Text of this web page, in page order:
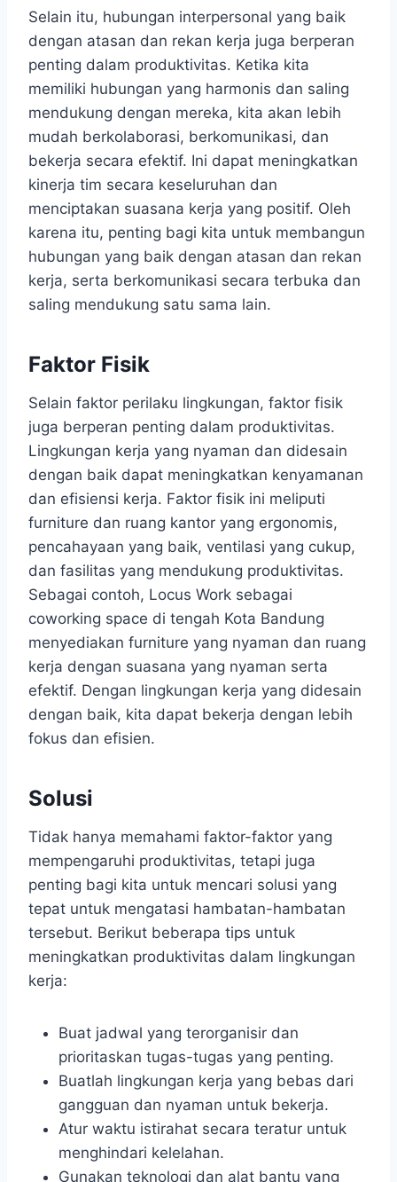
Selain itu, hubungan interpersonal yang baik
dengan atasan dan rekan kerja juga berperan
penting dalam produktivitas. Ketika kita
memiliki hubungan yang harmonis dan saling
mendukung dengan mereka, kita akan lebih
mudah berkolaborasi, berkomunikasi, dan
bekerja secara efektif. Ini dapat meningkatkan
kinerja tim secara keseluruhan dan
menciptakan suasana kerja yang positif. Oleh
karena itu, penting bagi kita untuk membangun
hubungan yang baik dengan atasan dan rekan
kerja, serta berkomunikasi secara terbuka dan
saling mendukung satu sama lain.
Faktor Fisik
Selain faktor perilaku lingkungan, faktor fisik
juga berperan penting dalam produktivitas.
Lingkungan kerja yang nyaman dan didesain
dengan baik dapat meningkatkan kenyamanan
dan efisiensi kerja. Faktor fisik ini meliputi
furniture dan ruang kantor yang ergonomis,
pencahayaan yang baik, ventilasi yang cukup,
dan fasilitas yang mendukung produktivitas.
Sebagai contoh, Locus Work sebagai
coworking space di tengah Kota Bandung
menyediakan furniture yang nyaman dan ruang
kerja dengan suasana yang nyaman serta
efektif. Dengan lingkungan kerja yang didesain
dengan baik, kita dapat bekerja dengan lebih
fokus dan efisien.
Solusi
Tidak hanya memahami faktor-faktor yang
mempengaruhi produktivitas, tetapi juga
penting bagi kita untuk mencari solusi yang
tepat untuk mengatasi hambatan-hambatan
tersebut. Berikut beberapa tips untuk
meningkatkan produktivitas dalam lingkungan
kerja:
Buat jadwal yang terorganisir dan
prioritaskan tugas-tugas yang penting.
Buatlah lingkungan kerja yang bebas dari
gangguan dan nyaman untuk bekerja.
Atur waktu istirahat secara teratur untuk
menghindari kelelahan.
Gunakan teknologi dan alat bantu yang